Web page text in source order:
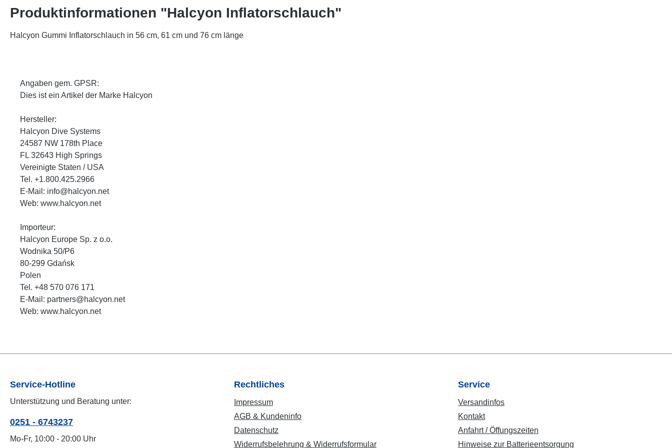
Produktinformationen "Halcyon Inflatorschlauch"
Halcyon Gummi Inflatorschlauch in 56 cm, 61 cm und 76 cm länge
Angaben gem. GPSR:
Dies ist ein Artikel der Marke Halcyon
Hersteller:
Halcyon Dive Systems
24587 NW 178th Place
FL 32643 High Springs
Vereinigte Staten / USA
Tel. +1.800.425.2966
E-Mail: info@halcyon.net
Web: www.halcyon.net
Importeur:
Halcyon Europe Sp. z o.o.
Wodnika 50/P6
80-299 Gdańsk
Polen
Tel. +48 570 076 171
E-Mail: partners@halcyon.net
Web: www.halcyon.net
Service-Hotline
Unterstützung und Beratung unter:
0251 - 6743237
Mo-Fr, 10:00 - 20:00 Uhr
Rechtliches
Impressum
AGB & Kundeninfo
Datenschutz
Widerrufsbelehrung & Widerrufsformular
Service
Versandinfos
Kontakt
Anfahrt / Öffungszeiten
Hinweise zur Batterieentsorgung